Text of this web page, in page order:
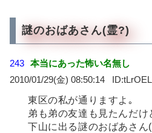
謎のおばあさん(霊?)
243 本当にあった怖い名無し
2010/01/29(金) 08:50:14
東区の私が通りますよ｡
弟も弟の友達も見たんだけ
下山に出る謎のおばあさん